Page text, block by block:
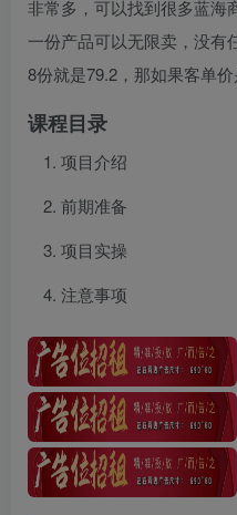
非常多，可以找到很多蓝海
一份产品可以无限卖，没有
8份就是79.2，那如果客单价
课程目录
项目介绍
前期准备
项目实操
注意事项